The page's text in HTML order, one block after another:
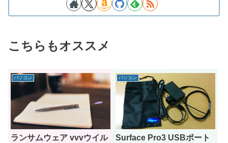
こちらもオススメ
パソコン
ランサムウェア vvvウイル
パソコン
Surface Pro3 USBポート